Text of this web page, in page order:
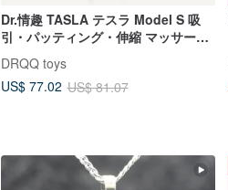
Dr.情趣 TASLA テスラ Model S 吸
引・パッティング・伸縮 マッサージ
DRQQ toys
US$ 77.02 US$ 81.07